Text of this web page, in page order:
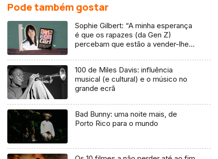
Pode também gostar
Sophie Gilbert: “A minha esperança
é que os rapazes (da Gen Z)
percebam que estão a vender-lhes
100 de Miles Davis: influência
musical (e cultural) e o músico no
grande ecrã
Bad Bunny: uma noite mais, de
Porto Rico para o mundo